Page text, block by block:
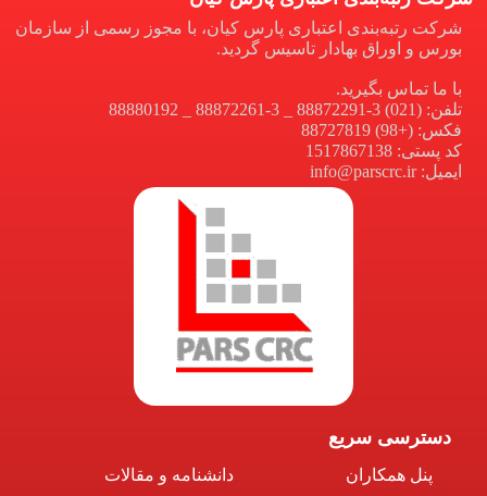
شرکت رتبه‌بندی اعتباری پارس کیان، با مجوز رسمی از سازمان
بورس و اوراق بهادار تاسیس گردید.
با ما تماس بگیرید.
تلفن: (021) 3-88872291 _ 3-88872261 _ 88880192
فکس: (+98) 88727819
کد پستی: 1517867138
ایمیل: info@parscrc.ir
دسترسی سریع
پنل همکاران دانشنامه و مقالات